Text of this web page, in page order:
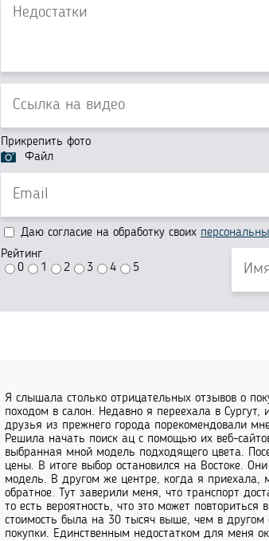
Прикрепить фото
Файл
Даю согласие на обработку своих
Рейтинг
0
1 2 3 4 5
Я слышала столько отрицательных отзывов о
походом в салон. Недавно я переехала в
друзья из прежнего города порекомендовали
Решила начать поиск ац с помощью их веб-
выбранная мной модель подходящего цвета.
цены. В итоге выбор остановился на Востоке.
модель. В другом же центре, когда я приехала,
обратное. Тут заверили меня, что транспорт
то есть вероятность, что это может
стоимость была на 30 тысяч выше, чем в другом
покупки. Единственным недостатком для меня